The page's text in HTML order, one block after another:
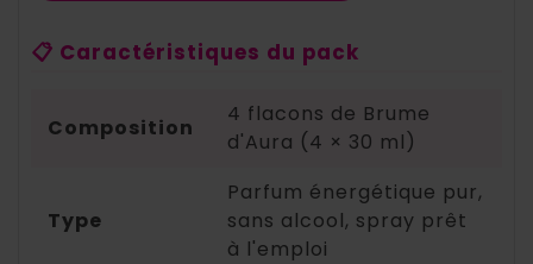
📋 Caractéristiques du pack
Composition
4 flacons de Brume
d'Aura (4 × 30 ml)
Type
Parfum énergétique pur,
sans alcool, spray prêt
à l'emploi